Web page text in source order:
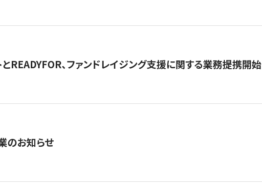
READYFOR、ファンドレイジング支援に関する業務提携開始
のお知らせ